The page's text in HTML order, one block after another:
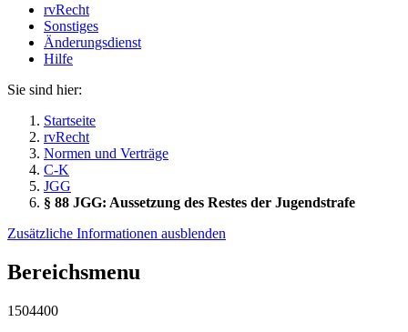
rvRecht
Sonstiges
Änderungsdienst
Hil­fe
Sie sind hier:
Startseite
rvRecht
Normen und Verträge
C-K
JGG
§ 88 JGG: Aussetzung des Restes der Jugendstrafe
Zusätzliche Informationen ausblenden
Bereichsmenu
1504400